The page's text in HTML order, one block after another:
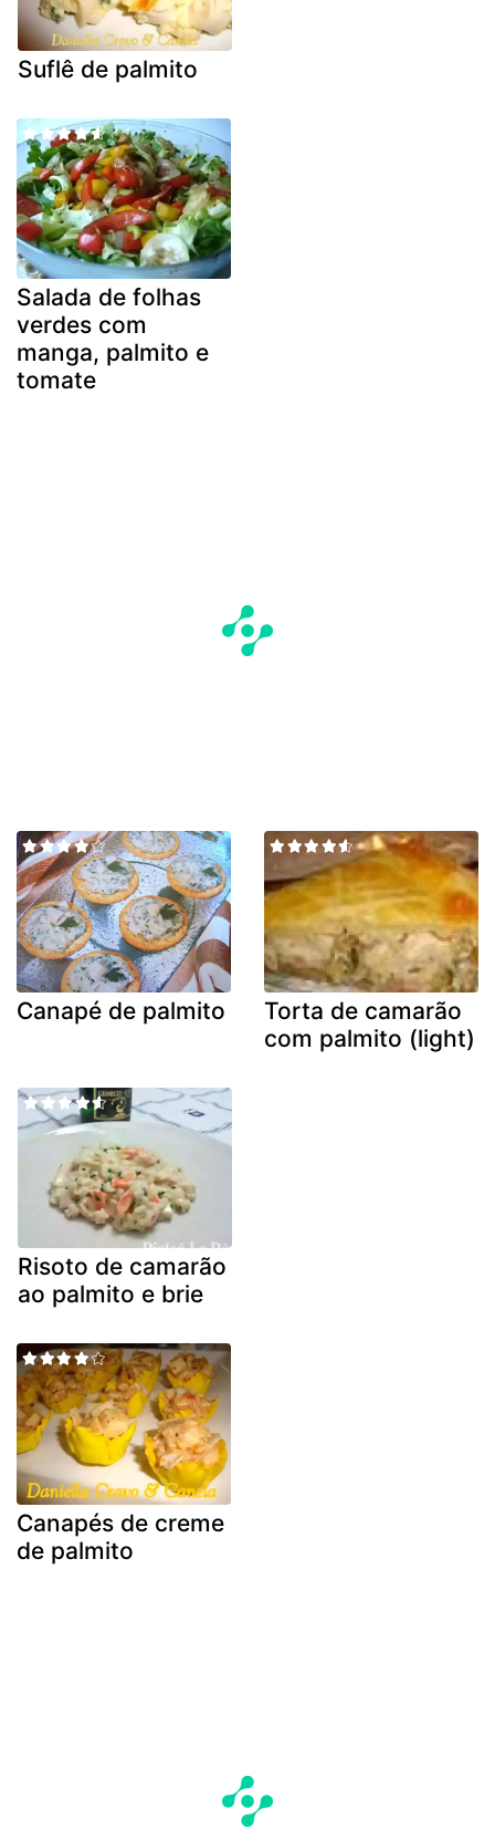
Suflê de palmito
Salada de folhas
verdes com
manga, palmito e
tomate
Canapé de palmito
Torta de camarão
com palmito (light)
Risoto de camarão
ao palmito e brie
Canapés de creme
de palmito